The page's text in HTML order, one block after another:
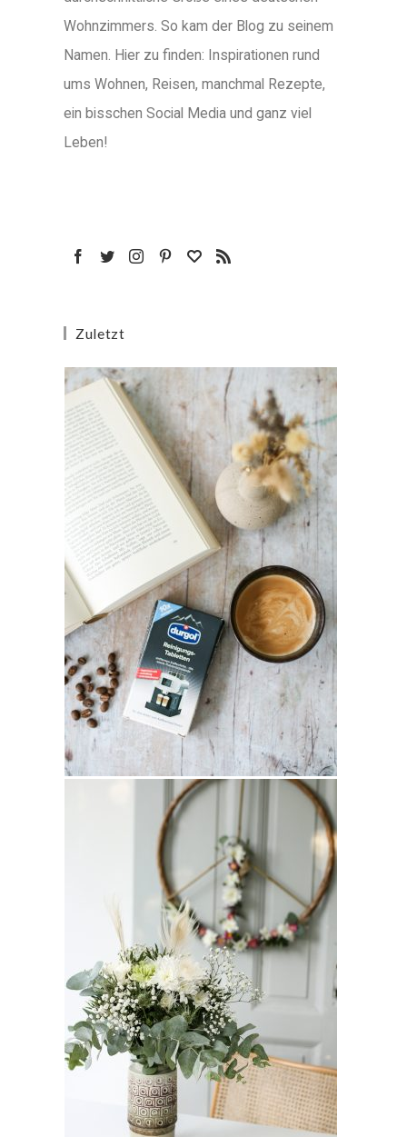
Wohnzimmers. So kam der Blog zu seinem
Namen. Hier zu finden: Inspirationen rund
ums Wohnen, Reisen, manchmal Rezepte,
ein bisschen Social Media und ganz viel
Leben!
Zuletzt